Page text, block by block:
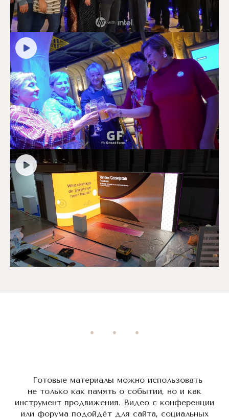
Готовые материалы можно использовать
не только как память о событии, но и как
инструмент продвижения. Видео с конференции
или форума подойдёт для сайта, социальных